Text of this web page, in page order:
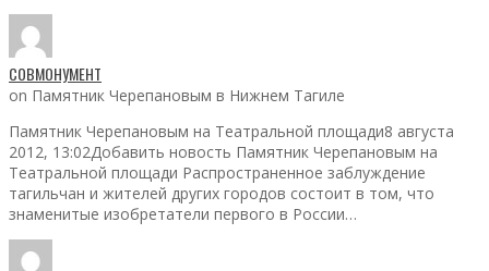
СОВМОНУМЕНТ
on Памятник Черепановым в Нижнем Тагиле
Памятник Черепановым на Театральной площади8 августа
2012, 13:02Добавить новость Памятник Черепановым на
Театральной площади Распространенное заблуждение
тагильчан и жителей других городов состоит в том, что
знаменитые изобретатели первого в России…